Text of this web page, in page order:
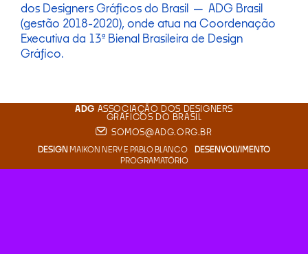
dos Designers Gráficos do Brasil — ADG Brasil
(gestão 2018-2020), onde atua na Coordenação
Executiva da 13ª Bienal Brasileira de Design
Gráfico.
ADG ASSOCIAÇÃO DOS DESIGNERS
GRÁFICOS DO BRASIL
SOMOS@ADG.ORG.BR
DESIGN MAIKON NERY E PABLO BLANCO
DESENVOLVIMENTO
PROGRAMATÓRIO